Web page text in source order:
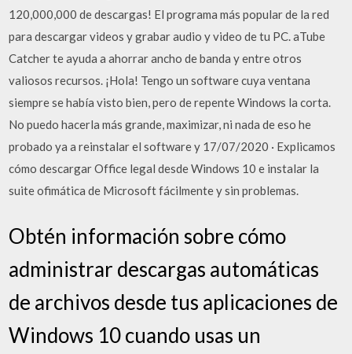
120,000,000 de descargas! El programa más popular de la red
para descargar videos y grabar audio y video de tu PC. aTube
Catcher te ayuda a ahorrar ancho de banda y entre otros
valiosos recursos. ¡Hola! Tengo un software cuya ventana
siempre se había visto bien, pero de repente Windows la corta.
No puedo hacerla más grande, maximizar, ni nada de eso he
probado ya a reinstalar el software y 17/07/2020 · Explicamos
cómo descargar Office legal desde Windows 10 e instalar la
suite ofimática de Microsoft fácilmente y sin problemas.
Obtén información sobre cómo
administrar descargas automáticas
de archivos desde tus aplicaciones de
Windows 10 cuando usas un